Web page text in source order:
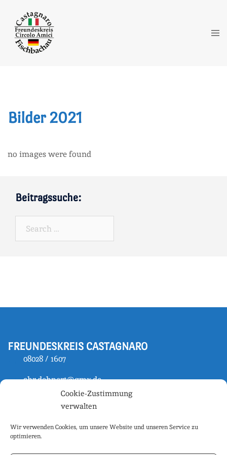
Cookie-Zustimmung
verwalten
Wir verwenden Cookies, um unsere Website und unseren Service zu
optimieren.
Inhalt
springen
Bilder 2021
no images were found
Beitragssuche:
FREUNDESKREIS CASTAGNARO
08028 / 1607
chr.dehnert@gmx.de
Impressum
Datenschutz